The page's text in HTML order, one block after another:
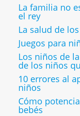
La familia no
el rey
La salud de
Juegos para
Los niños de
de los niños
10 errores al
niños
Cómo
bebés